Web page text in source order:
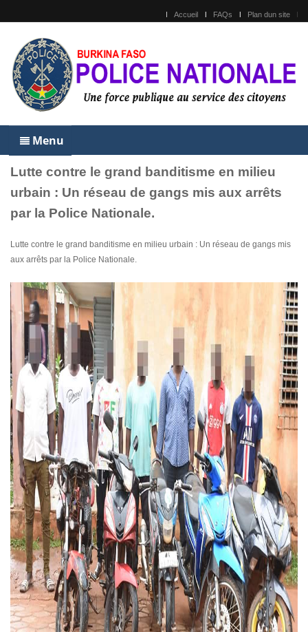
Accueil FAQs Plan dun site
Menu
Lutte contre le grand banditisme en milieu
urbain : Un réseau de gangs mis aux arrêts
par la Police Nationale.
Lutte contre le grand banditisme en milieu urbain : Un réseau de gangs mis
aux arrêts par la Police Nationale.